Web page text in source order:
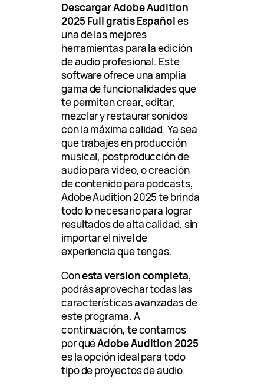
Descargar Adobe Audition
2025 Full gratis Españoles
una de las mejores
herramientas para la edición
de audio profesional. Este
software ofrece una amplia
gama de funcionalidades que
te permiten crear, editar,
mezclar y restaurar sonidos
con la máxima calidad. Ya sea
que trabajes en producción
musical, postproducción de
audio para video, o creación
de contenido para podcasts,
Adobe Audition 2025 te brinda
todo lo necesario para lograr
resultados de alta calidad, sin
importar el nivel de
experiencia que tengas.
Conesta version completa,
podrás aprovechar todas las
características avanzadas de
este programa. A
continuación, te contamos
por quéAdobe Audition 2025
es la opción ideal para todo
tipo de proyectos de audio.